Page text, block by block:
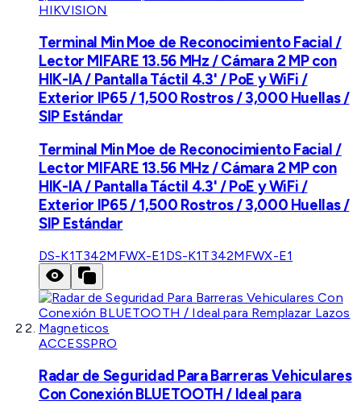
HIKVISION
Terminal Min Moe de Reconocimiento Facial /
Lector MIFARE 13.56 MHz / Cámara 2 MP con
HIK-IA / Pantalla Táctil 4.3' / PoE y WiFi /
Exterior IP65 / 1,500 Rostros / 3,000 Huellas /
SIP Estándar
Terminal Min Moe de Reconocimiento Facial /
Lector MIFARE 13.56 MHz / Cámara 2 MP con
HIK-IA / Pantalla Táctil 4.3' / PoE y WiFi /
Exterior IP65 / 1,500 Rostros / 3,000 Huellas /
SIP Estándar
DS-K1T342MFWX-E1 DS-K1T342MFWX-E1
ACCESSPRO
Radar de Seguridad Para Barreras Vehiculares
Con Conexión BLUETOOTH / Ideal para